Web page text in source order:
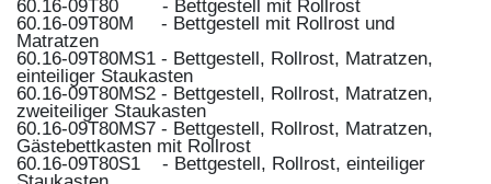
60.16-09T80 - Bettgestell mit Rollrost
60.16-09T80M - Bettgestell mit Rollrost und
Matratzen
60.16-09T80MS1 - Bettgestell, Rollrost, Matratzen,
einteiliger Staukasten
60.16-09T80MS2 - Bettgestell, Rollrost, Matratzen,
zweiteiliger Staukasten
60.16-09T80MS7 - Bettgestell, Rollrost, Matratzen,
Gästebettkasten mit Rollrost
60.16-09T80S1 - Bettgestell, Rollrost, einteiliger